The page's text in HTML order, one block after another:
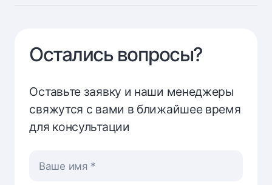
Остались вопросы?
Оставьте заявку и наши менеджеры
свяжутся с вами в ближайшее время
для консультации
Ваше имя